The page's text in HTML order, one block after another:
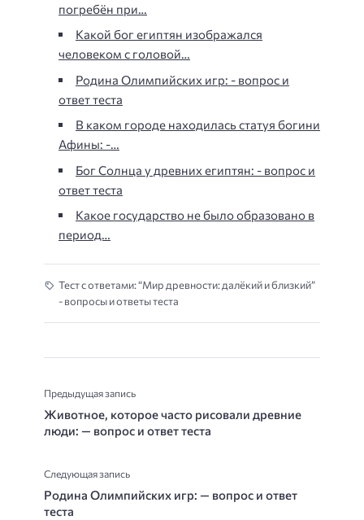
погребён при…
Какой бог египтян изображался
человеком с головой…
Родина Олимпийских игр: - вопрос и
ответ теста
В каком городе находилась статуя богини
Афины: -…
Бог Солнца у древних египтян: - вопрос и
ответ теста
Какое государство не было образовано в
период…
Тест с ответами: “Мир древности: далёкий и близкий”
- вопросы и ответы теста
Предыдущая запись
Животное, которое часто рисовали древние
люди: — вопрос и ответ теста
Следующая запись
Родина Олимпийских игр: — вопрос и ответ
теста